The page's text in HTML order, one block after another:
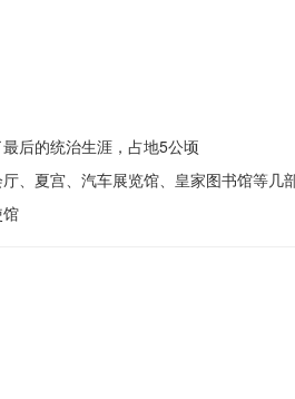
后的统治生涯，占地5公顷
、夏宫、汽车展览馆、皇家图书馆等几